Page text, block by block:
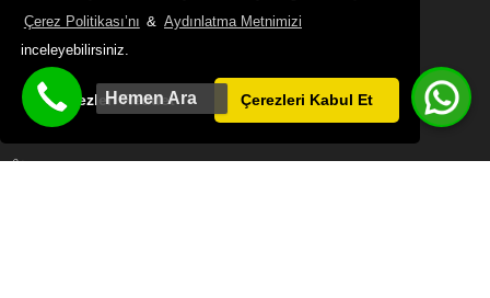
Çerez Politikası’nı & Aydınlatma Metnimizi
inceleyebilirsiniz.
Çerezleri Reddet Çerezleri Kabul Et
Meydankavağı, Aspendos Blv. No: 36, 07200
Muratpaşa/Antalya
GOOGLE HARITA KONUMU GÖR
Hemen Ara